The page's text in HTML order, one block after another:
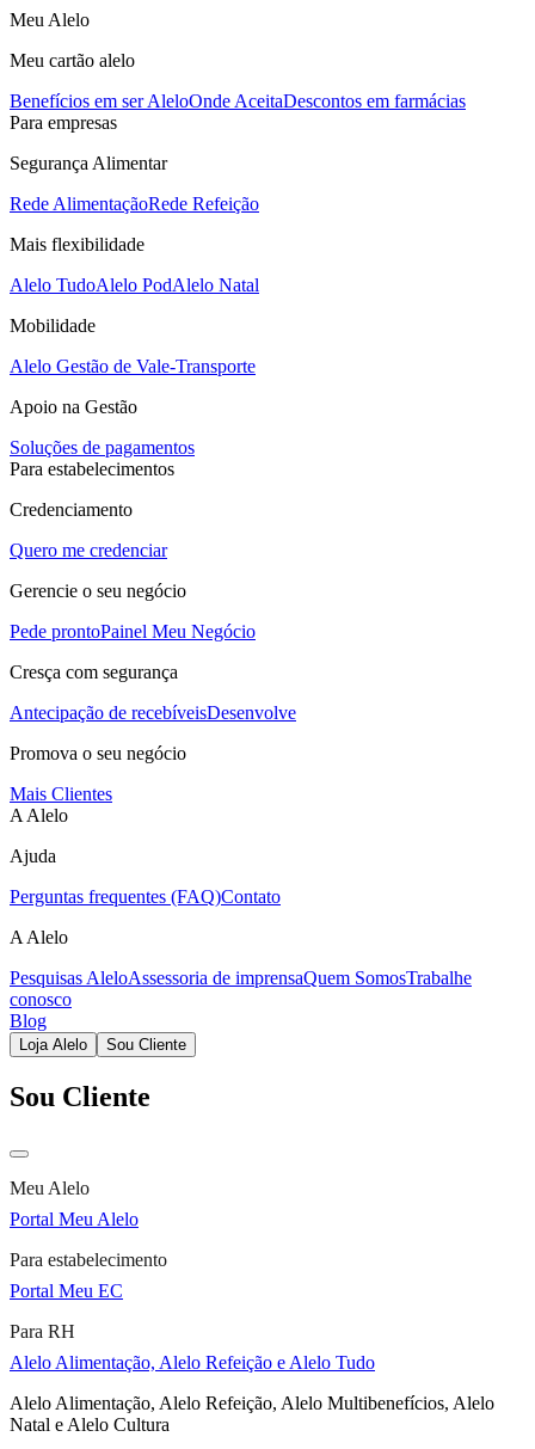
Meu Alelo
Meu cartão alelo
Benefícios em ser AleloOnde AceitaDescontos em farmácias
Para empresas
Segurança Alimentar
Rede AlimentaçãoRede Refeição
Mais flexibilidade
Alelo TudoAlelo PodAlelo Natal
Mobilidade
Alelo Gestão de Vale-Transporte
Apoio na Gestão
Soluções de pagamentos
Para estabelecimentos
Credenciamento
Quero me credenciar
Gerencie o seu negócio
Pede prontoPainel Meu Negócio
Cresça com segurança
Antecipação de recebíveisDesenvolve
Promova o seu negócio
Mais Clientes
A Alelo
Ajuda
Perguntas frequentes (FAQ)Contato
A Alelo
Pesquisas AleloAssessoria de imprensaQuem SomosTrabalhe
conosco
Blog
Loja Alelo Sou Cliente
Sou Cliente
Meu Alelo
Portal Meu Alelo
Para estabelecimento
Portal Meu EC
Para RH
Alelo Alimentação, Alelo Refeição e Alelo Tudo
Alelo Alimentação, Alelo Refeição, Alelo Multibenefícios, Alelo
Natal e Alelo Cultura